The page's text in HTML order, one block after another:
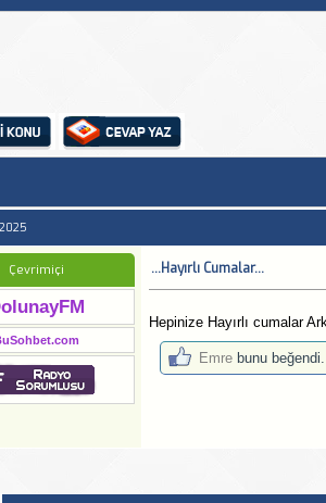
Çevrimiçi ...Hayırlı Cumalar...
Hepinize Hayırlı cumalar
Emre bunu beğendi.